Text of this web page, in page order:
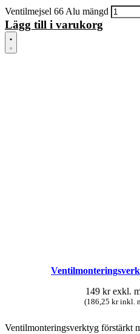
Ventilmejsel 66 Alu mängd
Lägg till i varukorg
149 kr exkl.
(186,25 kr inkl.
Ventilmonteringsverktyg förstärkt